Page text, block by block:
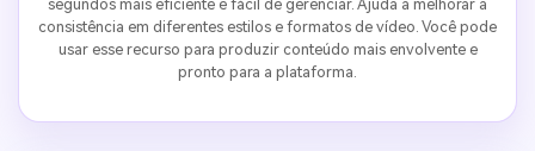
segundos mais eficiente e fácil de gerenciar. Ajuda a melhorar a
consistência em diferentes estilos e formatos de vídeo. Você pode
usar esse recurso para produzir conteúdo mais envolvente e
pronto para a plataforma.